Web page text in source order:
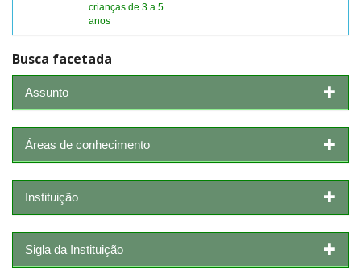
crianças de 3 a 5
anos
Busca facetada
Assunto
Áreas de conhecimento
Instituição
Sigla da Instituição